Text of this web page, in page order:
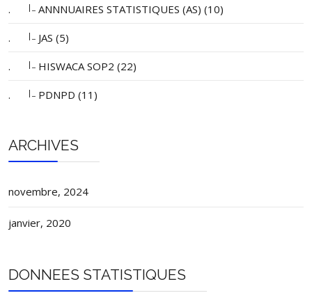
. |_ ANNNUAIRES STATISTIQUES (AS) (10)
. |_ JAS (5)
. |_ HISWACA SOP2 (22)
. |_ PDNPD (11)
ARCHIVES
novembre, 2024
janvier, 2020
DONNEES STATISTIQUES